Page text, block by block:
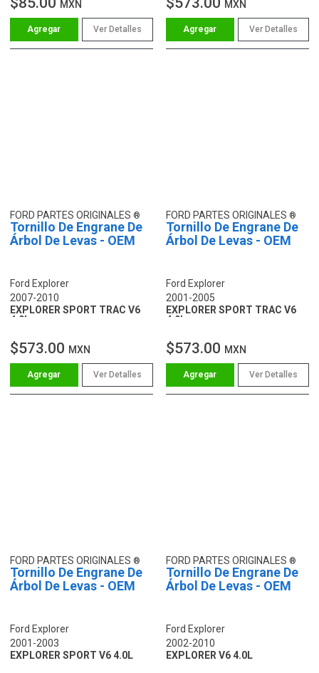
MXN
Ver Detalles
MXN
Ver Detalles
FORD PARTES ORIGINALES
Tornillo De Engrane De
Árbol De Levas - OEM
Ford Explorer
2007-2010
EXPLORER SPORT TRAC V6
4.0L
$573.00 MXN
Ver Detalles
FORD PARTES ORIGINALES
Tornillo De Engrane De
Árbol De Levas - OEM
Ford Explorer
2001-2005
EXPLORER SPORT TRAC V6
4.0L
$573.00 MXN
Ver Detalles
FORD PARTES ORIGINALES
Tornillo De Engrane De
Árbol De Levas - OEM
Ford Explorer
2001-2003
EXPLORER SPORT V6 4.0L
FORD PARTES ORIGINALES
Tornillo De Engrane De
Árbol De Levas - OEM
Ford Explorer
2002-2010
EXPLORER V6 4.0L